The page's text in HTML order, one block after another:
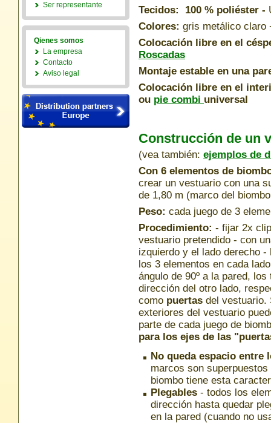
Tecidos: 100 % poliéster -
Colores: gris metálico claro
Colocación libre en el
Roscadas
Montaje estable en una
Colocación libre en el
ou pie combi universal
Construcción de un
(vea también: ejemplos de
Con 6 elementos de
crear un vestuario con una
de 1,80 m (marco del
Peso: cada juego de 3
Procedimiento: - fijar 2x
vestuario pretendido - con
izquierdo y el lado derecho
los 3 elementos en cada
ángulo de 90º a la pared,
dirección del otro lado,
como puertas del vestuario.
exteriores del vestuario
parte de cada juego de
para los ejes de las
No queda espacio entre
marcos son
biombo tiene esta
Plegables - todos los
dirección hasta quedar
en la pared (cuando no
Ser representante
Qienes somos
La empresa
Contacto
Aviso legal